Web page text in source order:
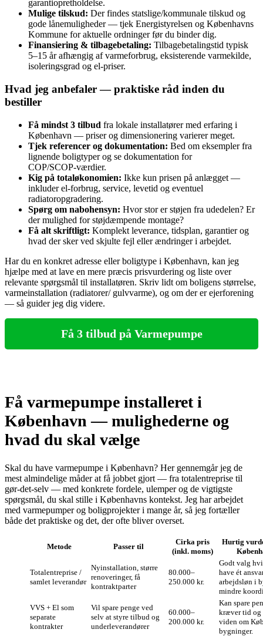
garantiopretholdelse.
Mulige tilskud: Der findes statslige/kommunale tilskud og
gode lånemuligheder — tjek Energistyrelsen og Københavns
Kommune for aktuelle ordninger før du binder dig.
Finansiering & tilbagebetaling: Tilbagebetalingstid typisk
5–15 år afhængig af varmeforbrug, eksisterende varmekilde,
isoleringsgrad og el‑priser.
Hvad jeg anbefaler — praktiske råd inden du
bestiller
Få mindst 3 tilbud fra lokale installatører med erfaring i
København — priser og dimensionering varierer meget.
Tjek referencer og dokumentation: Bed om eksempler fra
lignende boligtyper og se dokumentation for
COP/SCOP‑værdier.
Kig på totaløkonomien: Ikke kun prisen på anlægget —
inkluder el‑forbrug, service, levetid og eventuel
radiatoropgradering.
Spørg om nabohensyn: Hvor stor er støjen fra udedelen? Er
der mulighed for støjdæmpende montage?
Få alt skriftligt: Komplekt leverance, tidsplan, garantier og
hvad der sker ved skjulte fejl eller ændringer i arbejdet.
Har du en konkret adresse eller boligtype i København, kan jeg
hjælpe med at lave en mere præcis prisvurdering og liste over
relevante spørgsmål til installatøren. Skriv lidt om boligens størrelse,
varmeinstallation (radiatorer/ gulvvarme), og om der er ejerforening
— så guider jeg dig videre.
Få 3 tilbud på Varmepumpe
Få varmepumpe installeret i
København — mulighederne og
hvad du skal vælge
Skal du have varmepumpe i København? Her gennemgår jeg de
mest almindelige måder at få jobbet gjort — fra totalentreprise til
gør‑det‑selv — med konkrete fordele, ulemper og de vigtigste
spørgsmål, du skal stille i Københavns kontekst. Jeg har arbejdet
med varmepumper og boligprojekter i mange år, så jeg fortæller
både det praktiske og det, der ofte bliver overset.
Metode Passer til
Cirka pris
(inkl. moms)
Hurtig
Totalentreprise /
samlet leverandør
Nyinstallation, større
renoveringer, få
kontraktparter
80.000–
250.000 kr.
Godt valg
have ét
arbejdsløn i
mindre
VVS + El som
separate
kontrakter
Vil spare penge ved
selv at styre tilbud og
underleverandører
60.000–
200.000 kr.
Kan spare
kræver tid
viden om
bygninger.